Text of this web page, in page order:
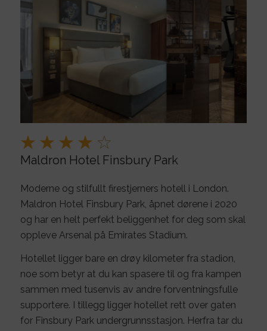
Maldron Hotel Finsbury Park
Moderne og stilfullt firestjerners hotell i London.
Maldron Hotel Finsbury Park, åpnet dørene i 2020
og har en helt perfekt beliggenhet for deg som skal
oppleve Arsenal på Emirates Stadium.
Hotellet ligger bare en drøy kilometer fra stadion,
noe som betyr at du kan spasere til og fra kampen
sammen med tusenvis av andre forventningsfulle
supportere.
I tillegg ligger hotellet rett over gaten
for Finsbury Park undergrunnsstasjon. Herfra tar du